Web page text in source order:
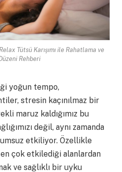
Tütsü Karışımı ile Rahatlama ve
Rehberi
yoğun tempo,
stresin kaçınılmaz bir
maruz kaldığımız bu
değil, aynı zamanda
etkiliyor. Özellikle
çok etkilediği alanlardan
ve sağlıklı bir uyku